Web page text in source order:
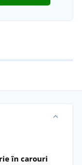
în carouri